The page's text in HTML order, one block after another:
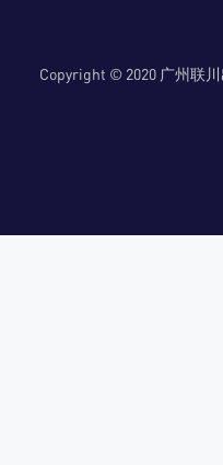
Copyright © 2020 广州联